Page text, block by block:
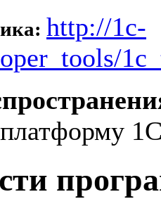
http://1c-